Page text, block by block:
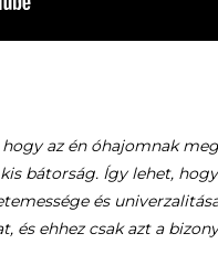
hogy az én óhajomnak
bátorság. Így lehet,
és
és ehhez csak azt a